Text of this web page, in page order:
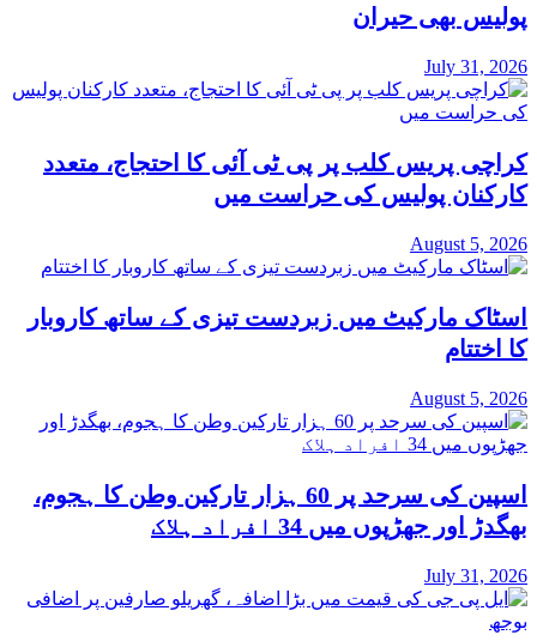
پولیس بھی حیران
July 31, 2026
کراچی پریس کلب پر پی ٹی آئی کا احتجاج، متعدد
کارکنان پولیس کی حراست میں
August 5, 2026
اسٹاک مارکیٹ میں زبردست تیزی کے ساتھ کاروبار
کا اختتام
August 5, 2026
اسپین کی سرحد پر 60 ہزار تارکین وطن کا ہجوم،
بھگدڑ اور جھڑپوں میں 34 افراد ہلاک
July 31, 2026